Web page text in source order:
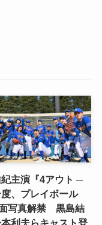
主演『4アウト ─
度、プレイボール
写真解禁 黒島結
利夫らキャスト登